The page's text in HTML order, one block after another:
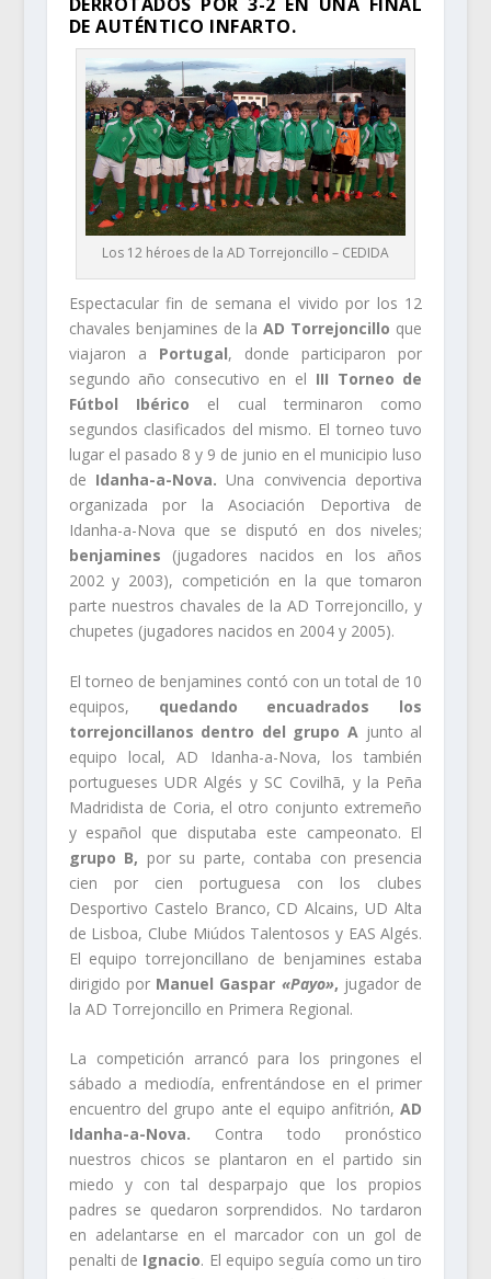
DE AUTÉNTICO INFARTO.
Los 12 héroes de la AD Torrejoncillo – CEDIDA
Espectacular fin de semana el vivido por los 12
chavales benjamines de laAD Torrejoncillo que
viajaron a Portugal, donde participaron por
segundo año consecutivo en el III Torneo de
Fútbol Ibérico el cual
terminaron como
segundos clasificados del mismo. El torneo tuvo
lugar el pasado 8 y 9 de junio en el municipio luso
de Idanha-a-Nova. Una convivencia deportiva
organizada por la Asociación Deportiva de
Idanha-a-Nova que se disputó en dos niveles;
benjamines (jugadores nacidos en los años
2002 y 2003), competición en la que tomaron
parte nuestros chavales de la AD Torrejoncillo, y
chupetes (jugadores nacidos en 2004 y 2005).
El torneo de benjamines contó con un total de 10
equipos, quedando encuadrados los
torrejoncillanos dentro del grupo A junto al
equipo local, AD Idanha-a-Nova, los también
portugueses UDR Algés y SC Covilhã, y la Peña
Madridista de Coria, el otro conjunto extremeño
y español que disputaba este campeonato. El
grupo B, por su parte, contaba con presencia
cien por cien portuguesa con los clubes
Desportivo Castelo Branco, CD Alcains, UD Alta
de Lisboa, Clube Miúdos Talentosos y EAS Algés.
El equipo torrejoncillano de benjamines estaba
dirigido por Manuel Gaspar «Payo», jugador de
la AD Torrejoncillo en Primera Regional.
La competición arrancó para los pringones el
sábado a mediodía, enfrentándose en el primer
encuentro del grupo ante el equipo anfitrión,AD
Idanha-a-Nova. Contra todo pronóstico
nuestros chicos se plantaron en el partido sin
miedo y con tal desparpajo que los propios
padres se quedaron sorprendidos. No tardaron
en adelantarse en el marcador con un gol de
penalti de Ignacio. El equipo seguía como un tiro